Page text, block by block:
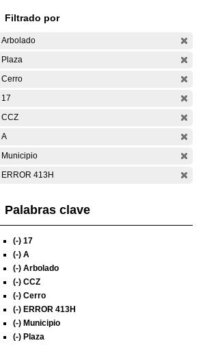
Filtrado por
Arbolado
Plaza
Cerro
17
CCZ
A
Municipio
ERROR 413H
Palabras clave
(-) 17
(-) A
(-) Arbolado
(-) CCZ
(-) Cerro
(-) ERROR 413H
(-) Municipio
(-) Plaza